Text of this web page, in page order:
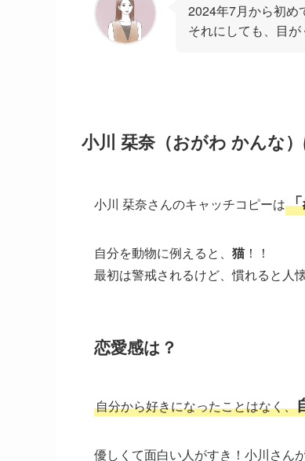
2024年7月から初め
それにしても、目
小川 栞奈（おがわ かんな
小川 栞奈さんのキャッチコピーは
自分を動物に例えると、 猫！！
最初は警戒されるけど、慣れると人
恋愛感は？
自分から好きになったことはなく、
優しくて面白い人がすき！小川さん